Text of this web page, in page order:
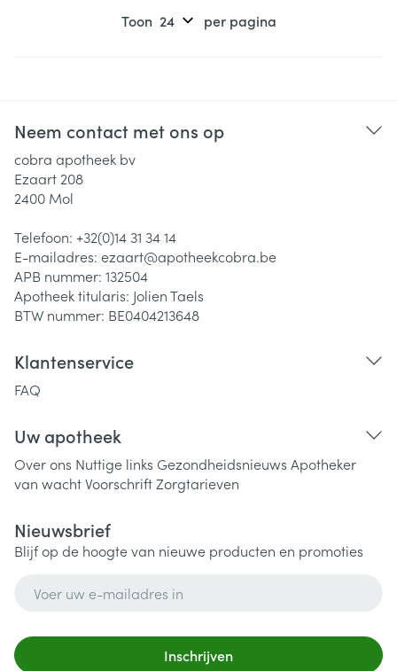
Toon per pagina
Neem contact met ons op
cobra apotheek bv
Ezaart 208
2400 Mol
Telefoon: +32(0)14 31 34 14
E-mailadres: ezaart@apotheekcobra.be
APB nummer: 132504
Apotheek titularis: Jolien Taels
BTW nummer: BE0404213648
Klantenservice
FAQ
Uw apotheek
Over ons Nuttige links Gezondheidsnieuws Apotheker
van wachtVoorschriftZorgtarieven
Nieuwsbrief
Blijf op de hoogte van nieuwe producten en promoties
Inschrijven